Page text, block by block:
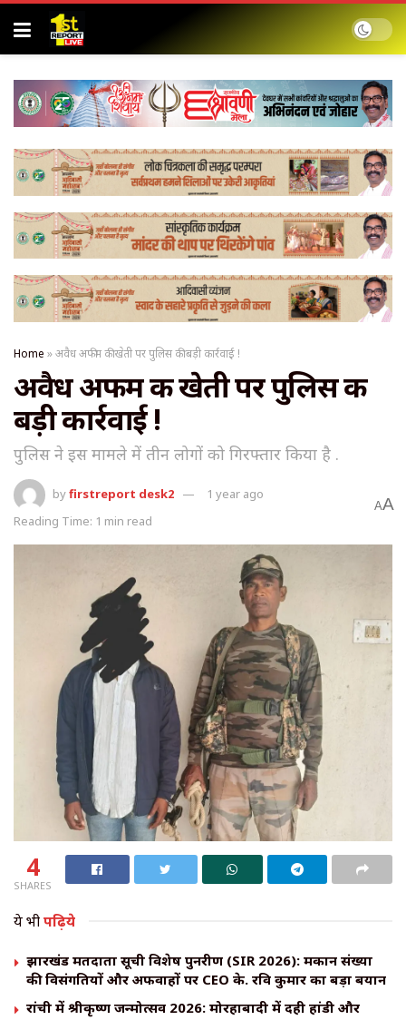
Home »अवैध अफीम की खेती पर पुलिस की बड़ी कार्रवाई !
अवैध अफीम की खेती पर पुलिस की
बड़ी कार्रवाई !
पुलिस ने इस मामले में तीन लोगों को गिरफ्तार किया है .
byfirstreport desk2
1 year ago
Reading Time: 1 min read
AA
4
SHARES
ये भीपढ़िये
झारखंड मतदाता सूची विशेष पुनरीक्षण (SIR 2026): मकान संख्या
की विसंगतियों और अफवाहों पर CEO के. रवि कुमार का बड़ा बयान
रांची में श्रीकृष्ण जन्मोत्सव 2026: मोरहाबादी में दही हांडी और